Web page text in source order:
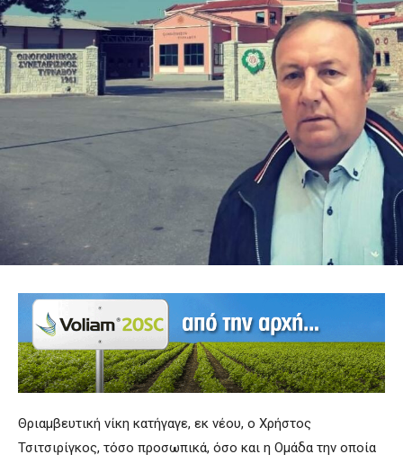
Θριαμβευτική νίκη κατήγαγε, εκ νέου, ο Χρήστος
Τσιτσιρίγκος, τόσο προσωπικά, όσο και η Ομάδα την οποία